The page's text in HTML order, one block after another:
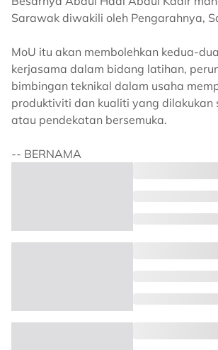
Sarawak diwakili oleh Pengarahnya,
MoU itu akan membolehkan kedua-
kerjasama dalam bidang latihan,
bimbingan teknikal dalam usaha
produktiviti dan kualiti yang dilakukan
atau pendekatan bersemuka.
-- BERNAMA